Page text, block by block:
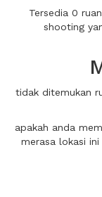
Tersedia 0
shooting
tidak ditemukan
apakah anda
merasa lokasi